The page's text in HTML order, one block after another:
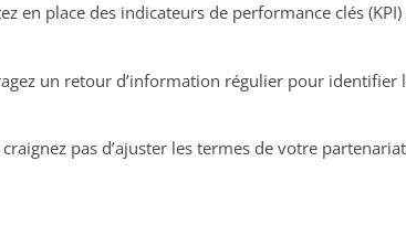
en place des indicateurs de performance clés
un retour d’information régulier pour identifier
pas d’ajuster les termes de votre